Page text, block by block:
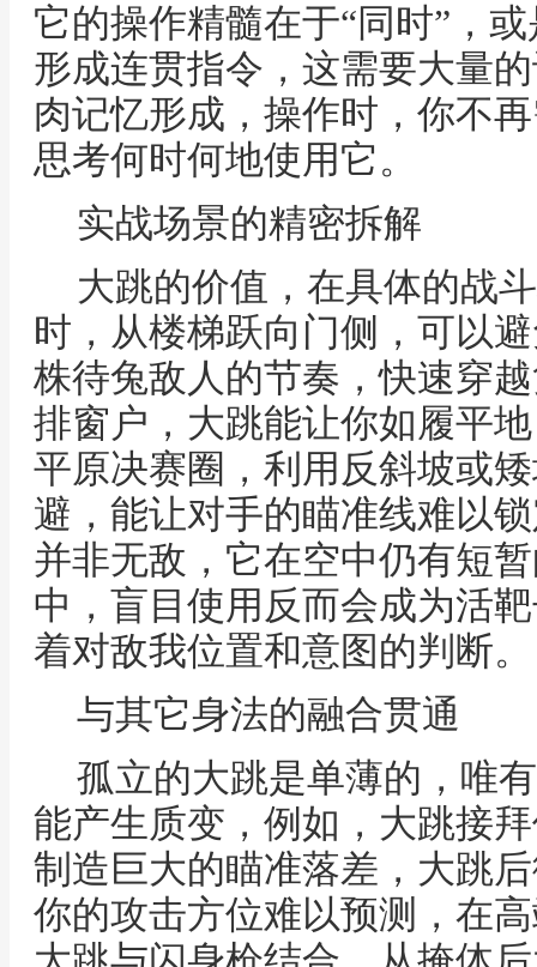
它的操作精髓在于“同时”，
形成连贯指令，这需要大量
肉记忆形成，操作时，你不
思考何时何地使用它。
实战场景的精密拆解
大跳的价值，在具体的战
时，从楼梯跃向门侧，可以
株待兔敌人的节奏，快速穿
排窗户，大跳能让你如履平
平原决赛圈，利用反斜坡或
避，能让对手的瞄准线难以
并非无敌，它在空中仍有短
中，盲目使用反而会成为活
着对敌我位置和意图的判断。
与其它身法的融合贯通
孤立的大跳是单薄的，唯
能产生质变，例如，大跳接
制造巨大的瞄准落差，大跳
你的攻击方位难以预测，在